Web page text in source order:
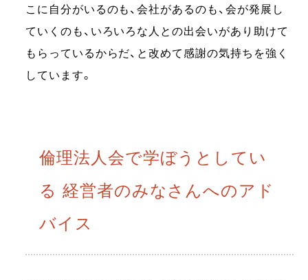
こに自分がいるのも、会社があるのも、会が発展し
ていくのも、いろいろな人との出会いがあり助けて
もらっているからだ、と改めて感謝の気持ちを強く
しています。
倫理法人会で学ぼうとしてい
る 経営者のみなさんへのアド
バイス